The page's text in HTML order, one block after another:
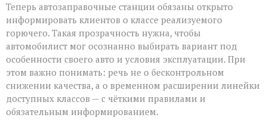
Теперь автозаправочные станции обязаны открыто
информировать клиентов о классе реализуемого
горючего. Такая прозрачность нужна, чтобы
автомобилист мог осознанно выбирать вариант под
особенности своего авто и условия эксплуатации. При
этом важно понимать: речь не о бесконтрольном
снижении качества, а о временном расширении линейки
доступных классов — с чёткими правилами и
обязательным информированием.